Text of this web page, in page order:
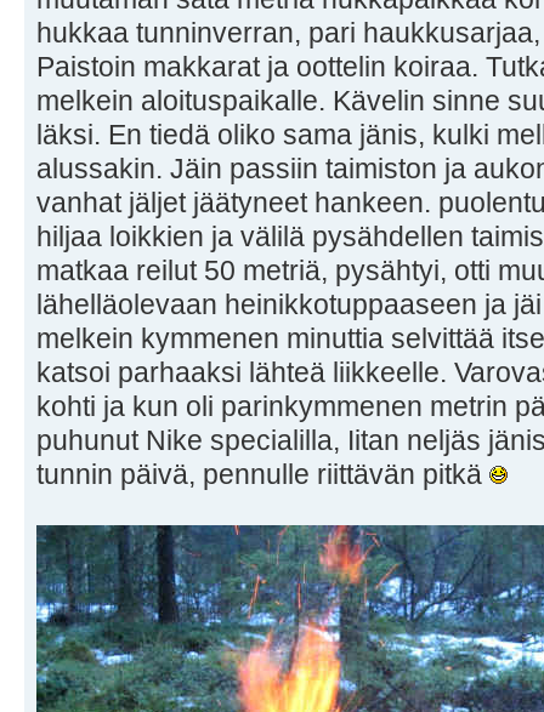
hukkaa tunninverran, pari
Paistoin makkarat ja oottelin koiraa.
melkein aloituspaikalle. Kävelin sinne
läksi. En tiedä oliko sama jänis, kulki
alussakin. Jäin passiin taimiston ja
vanhat jäljet jäätyneet hankeen.
hiljaa loikkien ja välilä pysähdellen
matkaa reilut 50 metriä, pysähtyi, otti
lähelläolevaan heinikkotuppaaseen ja
melkein kymmenen minuttia selvittää
katsoi parhaaksi lähteä liikkeelle.
kohti ja kun oli parinkymmenen metrin
puhunut Nike specialilla, Iitan neljäs
tunnin päivä, pennulle riittävän pitkä